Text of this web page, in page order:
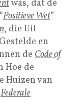
was, dat de
Positieve Wet”
, die Uit
en
de Code of
Hoe de
Huizen van
Federale